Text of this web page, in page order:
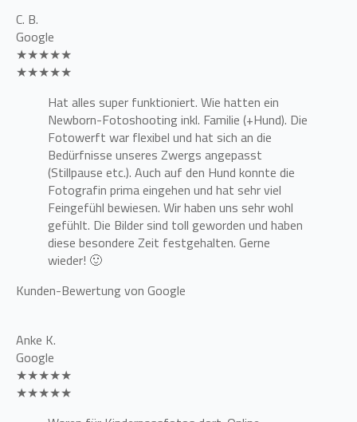
C. B.
Google
★★★★★
★★★★★
Hat alles super funktioniert. Wie hatten ein
Newborn-Fotoshooting inkl. Familie (+Hund). Die
Fotowerft war flexibel und hat sich an die
Bedürfnisse unseres Zwergs angepasst
(Stillpause etc.). Auch auf den Hund konnte die
Fotografin prima eingehen und hat sehr viel
Feingefühl bewiesen. Wir haben uns sehr wohl
gefühlt. Die Bilder sind toll geworden und haben
diese besondere Zeit festgehalten. Gerne
wieder! 🙂
Kunden-Bewertung von Google
Anke K.
Google
★★★★★
★★★★★